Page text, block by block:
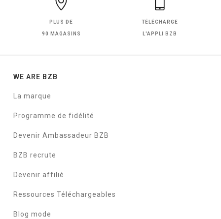
PLUS DE
90 MAGASINS
TÉLÉCHARGE
L'APPLI BZB
WE ARE BZB
La marque
Programme de fidélité
Devenir Ambassadeur BZB
BZB recrute
Devenir affilié
Ressources Téléchargeables
Blog mode